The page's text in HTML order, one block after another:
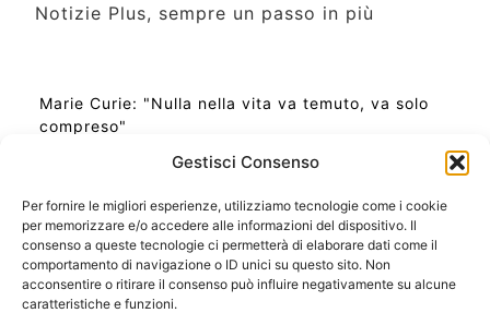
Gestisci Consenso
Per fornire le migliori esperienze, utilizziamo tecnologie come i cookie
per memorizzare e/o accedere alle informazioni del dispositivo. Il
consenso a queste tecnologie ci permetterà di elaborare dati come il
comportamento di navigazione o ID unici su questo sito. Non
acconsentire o ritirare il consenso può influire negativamente su alcune
caratteristiche e funzioni.
Notizie Plus, sempre un passo in più
Marie Curie: "Nulla nella vita va temuto, va solo
compreso"
Ora Esatta in Italia in questo momento
Ti Senti Strano Ultimamente? Potrebbe Essere per
la Risonanza di Schumann
Come Sapere Se Stai Ascendendo alla Quinta